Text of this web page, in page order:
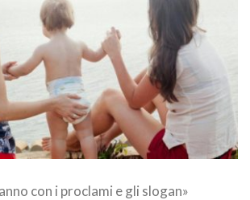
con i proclami e gli slogan»